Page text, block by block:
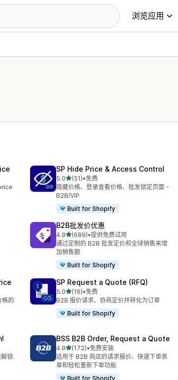
浏览应用
SP Hide Price & Access Control
5.0星（满分 5 星）
(51)
总共 51 条评论
•免费
隐藏价格、登录查看价格、批发锁定页面 -
B2B/VIP
Built for Shopify
B2B批发价优惠
4.9星（满分 5 星）
(689)
总共 689 条评论
•提供免费试用
通过定制的 B2B 批发定价和全球销售来增
加销售额
Built for Shopify
格的
SP Request a Quote (RFQ)
5.0星（满分 5 星）
(16)
总共 16 条评论
•免费
B2B 报价请求、协商定价并转化为订单
Built for Shopify
锁
BSS B2B Order, Request a Quote
4.9星（满分 5 星）
(172)
总共 172 条评论
•免费安装
适用于 B2B 商店的请求报价、快速下单表
单和轻松重新下单功能
Built for Shopify